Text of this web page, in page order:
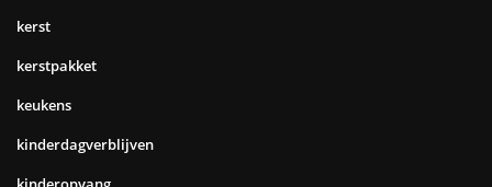
kerst
kerstpakket
keukens
kinderdagverblijven